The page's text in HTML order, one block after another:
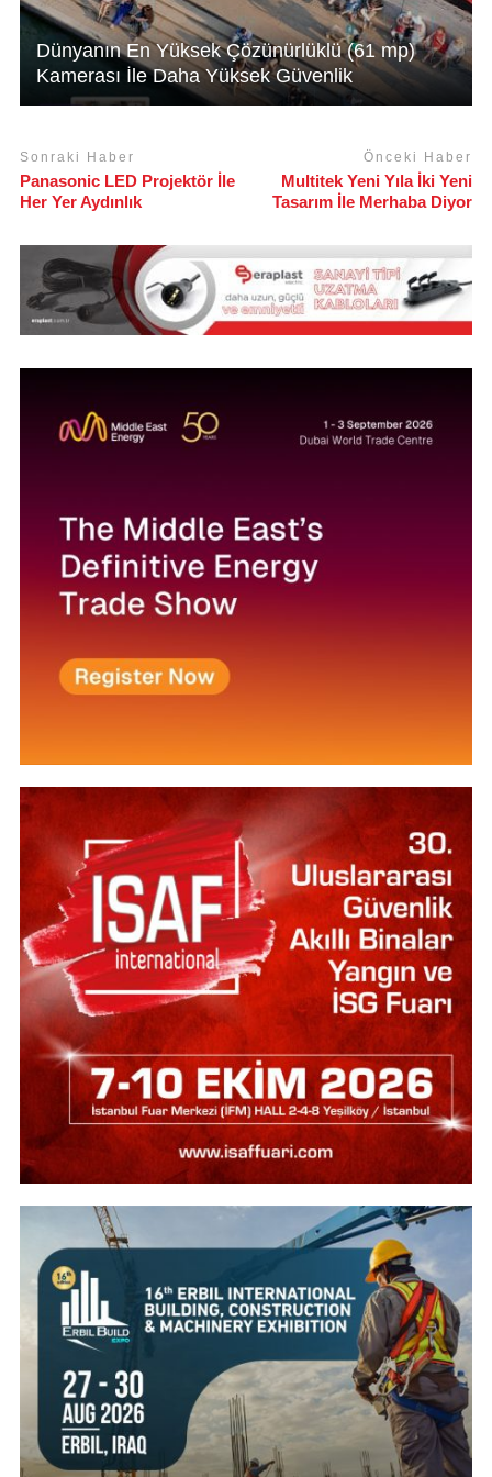
Dünyanın En Yüksek Çözünürlüklü (61 mp)
Kamerası İle Daha Yüksek Güvenlik
Sonraki Haber
Panasonic LED Projektör İle
Her Yer Aydınlık
Önceki Haber
Multitek Yeni Yıla İki Yeni
Tasarım İle Merhaba Diyor